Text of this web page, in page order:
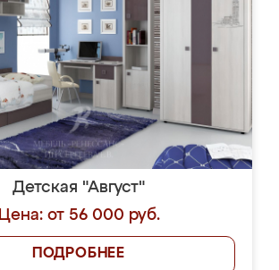
Детская "Август"
Цена: от 56 000 руб.
ПОДРОБНЕЕ